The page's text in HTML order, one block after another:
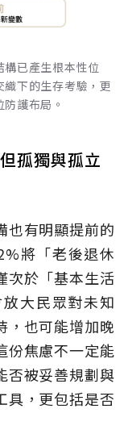
已產生根本性位
下的生存考驗，更
護布局。
孤獨與孤立
也有明顯提前的
將「老後退休
次於「基本生活
大民眾對未知
，也可能增加晚
份焦慮不一定能
否被妥善規劃與
具，更包括是否